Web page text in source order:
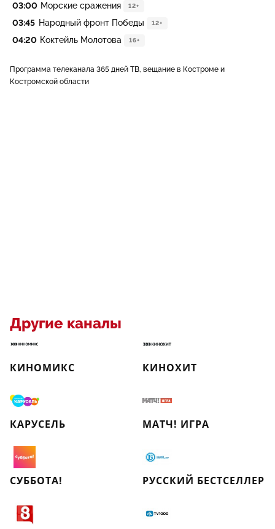
03:00 Морские сражения 12+
03:45 Народный фронт Победы 12+
04:20 Коктейль Молотова 16+
Программа телеканала 365 дней ТВ, вещание в Костроме и
Костромской области
Другие каналы
КИНОМИКС КИНОХИТ
КАРУСЕЛЬ МАТЧ! ИГРА
СУББОТА! РУССКИЙ БЕСТСЕЛЛЕР